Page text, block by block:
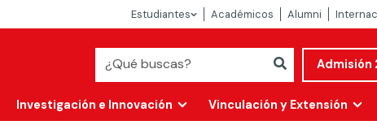
Estudiantes Académicos Alumni
Admisión
Investigación e Innovación Vinculación y Extensión